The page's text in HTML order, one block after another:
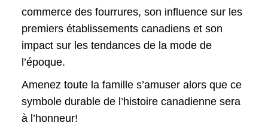
commerce des fourrures, son influence sur les
premiers établissements canadiens et son
impact sur les tendances de la mode de
l’époque.
Amenez toute la famille s’amuser alors que ce
symbole durable de l’histoire canadienne sera
à l’honneur!